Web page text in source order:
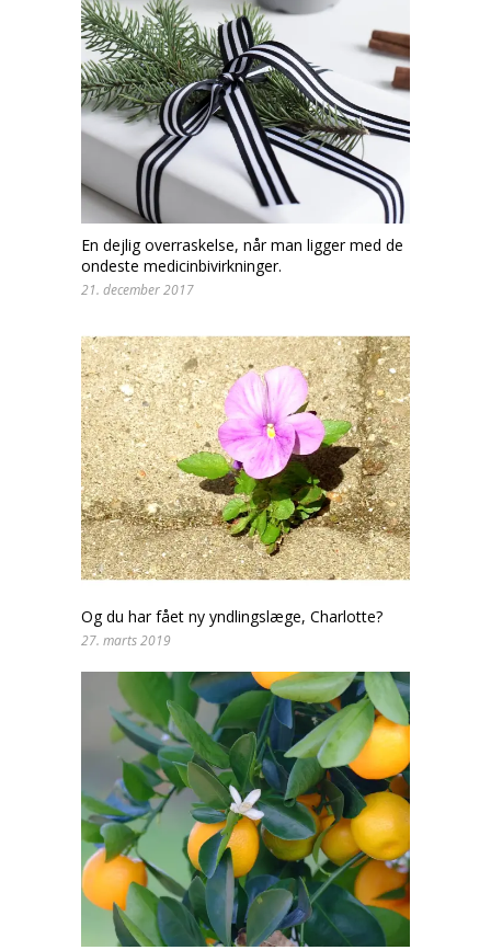
En dejlig overraskelse, når man ligger med de
ondeste medicinbivirkninger.
21. december 2017
Og du har fået ny yndlingslæge, Charlotte?
27. marts 2019